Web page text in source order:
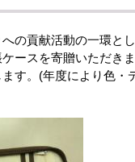
の貢献活動の一環と
ースを寄贈いただきま
す。(年度により色・